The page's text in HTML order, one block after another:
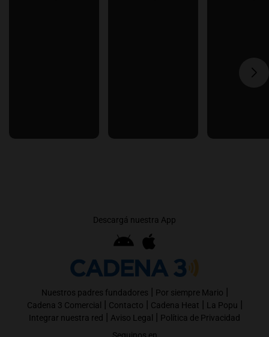
Descargá nuestra App
Nuestros padres fundadores | Por siempre Mario |
Cadena 3 Comercial | Contacto | Cadena Heat | La Popu |
Integrar nuestra red | Aviso Legal | Política de Privacidad